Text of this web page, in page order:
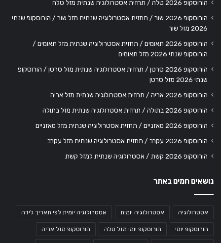
הורוסקופ 2026 טלה / תחזית אסטרולוגיה שנתית מזל טלה
הורוסקופ 2026 שור / תחזית אסטרולוגיה שנתית מזל שור / הורוסקופ שנתי
2026 מזל שור
הורוסקופ 2026 תאומים / תחזית אסטרולוגיה שנתית מזל תאומים /
הורוסקופ שנתי 2026 מזל תאומים
הורוסקופ 2026 סרטן / תחזית אסטרולוגיה שנתית מזל סרטן / הורוסקופ
שנתי 2026 מזל סרטן
הורוסקופ 2026 אריה / תחזית אסטרולוגיה שנתית מזל אריה
הורוסקופ 2026 בתולה / תחזית אסטרולוגיה שנתית מזל בתולה
הורוסקופ 2026 מאזניים / תחזית אסטרולוגיה שנתית מזל מאזניים
הורוסקופ 2026 עקרב / תחזית אסטרולוגיה שנתית מזל עקרב
הורוסקופ 2026 קשת / אסטרולוגיה שנתית למזל קשת
נושאים חמים באתר
אסטרולוגיה אסטרולוגיה יומית אסטרולוגיה יומית לפי תאריך לידה
הורוסקופ יומי הורוסקופ יומי מזל טלה הורוסקופ מזל אריה